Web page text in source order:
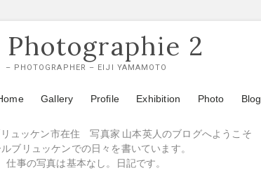
Photographie 2
– PHOTOGRAPHER – EIJI YAMAMOTO
Gallery Profile Exhibition Photo Blog
リュッケン市在住 写真家 山本英人のブログへようこそ
ブリュッケンでの日々を書いています。
仕事の写真は基本なし。日記です。